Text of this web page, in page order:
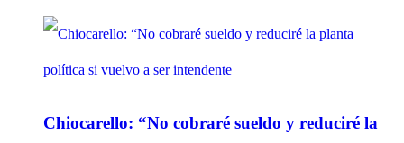
Chiocarello: “No cobraré sueldo y reduciré la